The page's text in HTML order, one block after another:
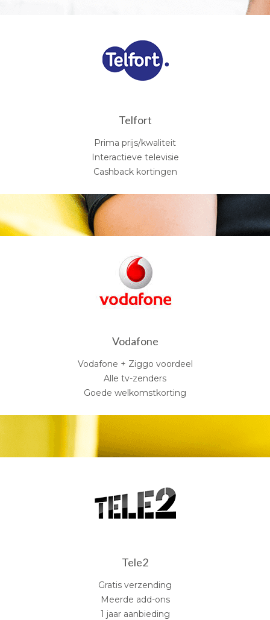
Telfort
Prima prijs/kwaliteit
Interactieve televisie
Cashback kortingen
Vodafone
Vodafone + Ziggo voordeel
Alle tv-zenders
Goede welkomstkorting
Tele2
Gratis verzending
Meerde add-ons
1 jaar aanbieding